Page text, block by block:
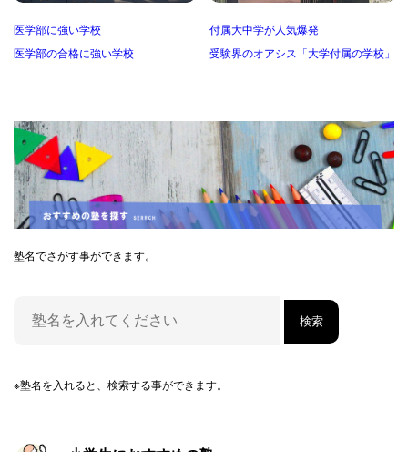
医学部に強い学校
医学部の合格に強い学校
付属大中学が人気爆発
受験界のオアシス「大学付属の学校」
塾名でさがす事ができます。
※塾名を入れると、検索する事ができます。